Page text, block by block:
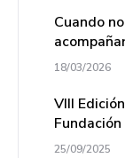
Cuando
18/03/2026
VIII
25/09/2025